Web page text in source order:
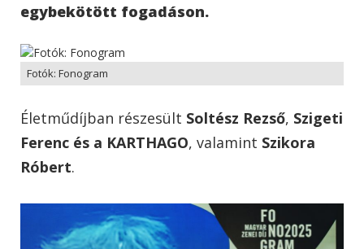
egybekötött fogadáson.
Fotók: Fonogram
Életműdíjban részesült Soltész Rezső, Szigeti
Ferenc és a KARTHAGO, valamint Szikora
Róbert.